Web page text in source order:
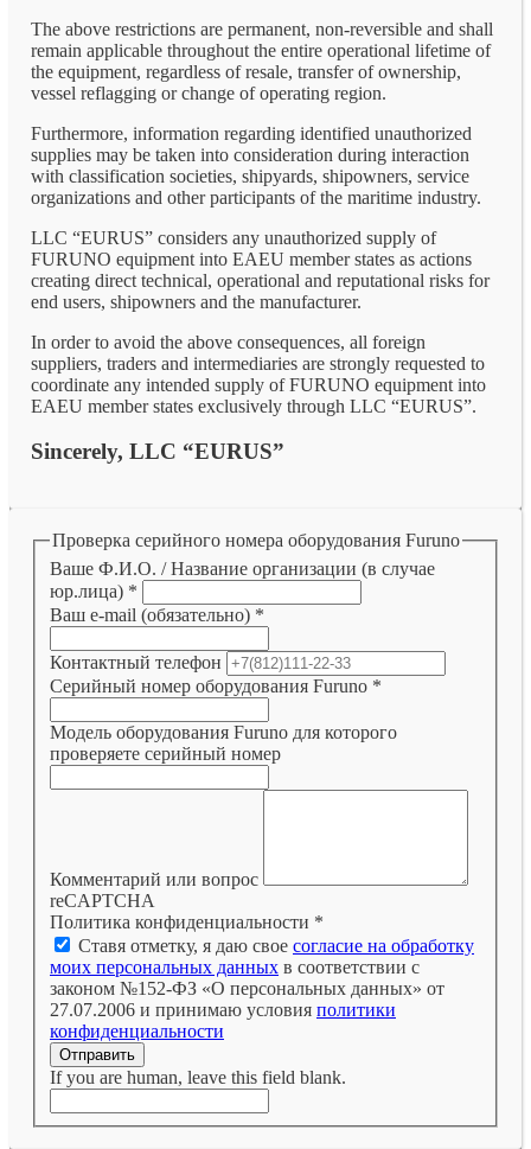
The above restrictions are permanent, non-reversible and shall
remain applicable throughout the entire operational lifetime of
the equipment, regardless of resale, transfer of ownership,
vessel reflagging or change of operating region.
Furthermore, information regarding identified unauthorized
supplies may be taken into consideration during interaction
with classification societies, shipyards, shipowners, service
organizations and other participants of the maritime industry.
LLC “EURUS” considers any unauthorized supply of
FURUNO equipment into EAEU member states as actions
creating direct technical, operational and reputational risks for
end users, shipowners and the manufacturer.
In order to avoid the above consequences, all foreign
suppliers, traders and intermediaries are strongly requested to
coordinate any intended supply of FURUNO equipment into
EAEU member states exclusively through LLC “EURUS”.
Sincerely, LLC “EURUS”
Проверка серийного номера оборудования Furuno
Ваше Ф.И.О. / Название организации (в случае
юр.лица) *
Ваш e-mail (обязательно) *
Контактный телефон
Серийный номер оборудования Furuno *
Модель оборудования Furuno для которого
проверяете серийный номер
Комментарий или вопрос
reCAPTCHA
Политика конфиденциальности *
Ставя отметку, я даю свое согласие на обработку
моих персональных данных в соответствии с
законом №152-ФЗ «О персональных данных» от
27.07.2006 и принимаю условия политики
конфиденциальности
Отправить
If you are human, leave this field blank.